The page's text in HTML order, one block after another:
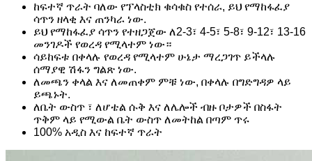
ከፍተኛ ጥራት ባለው የፕላስቲክ ቁሳቁስ የተሰራ, ይህ የማከፋፈያ
ሳጥን ዘላቂ እና ጠንካራ ነው.
ይህ የማከፋፈያ ሳጥን የተዘጋጀው ለ2-3፣ 4-5፣ 5-8፣ 9-12፣ 13-16
መንገዶች የወረዳ የሚላተም ነው።
ሳይከፍቱ በቀላሉ የወረዳ የሚላተም ሁኔታ ማረጋገጥ ይችላሉ
ሰማያዊ ሽፋን ግልጽ ነው.
ለመጫን ቀላል እና ለመጠቀም ምቹ ነው, በቀላሉ በግድግዳዎ ላይ
ይጫኑት.
ለቤት ውስጥ ፣ ለሆቴል ሱቅ እና ለሌሎች ብዙ ቦታዎች በስፋት
ጥቅም ላይ የሚውል ቤት ውስጥ ለመትከል በጣም ጥሩ
100% አዲስ እና ከፍተኛ ጥራት